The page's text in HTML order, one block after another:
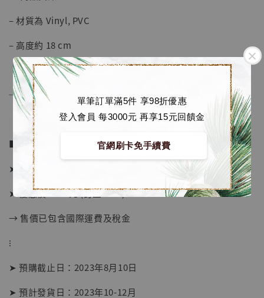
單筆訂單滿5件 享98折優惠
登入會員 每3000元 再享15元回饋金
官網刷卡免手續費
【店內現貨】海賊王 系列蒐藏雕像 布魯克達
摩 [7STARS Studio]
NT$ 1,500
– 材質為 Vinyl, PVC
– 高度約 18 cm
──────────────
■ 販售資訊：
➤ 官方售價 3400元
➤ 優惠價 3230元 (訂金1500)
→ 售價已包含國際運費及稅金
⁝
➤ 預購截止日：2023年8月10日
➤ 預計發貨日：2023年10-12月